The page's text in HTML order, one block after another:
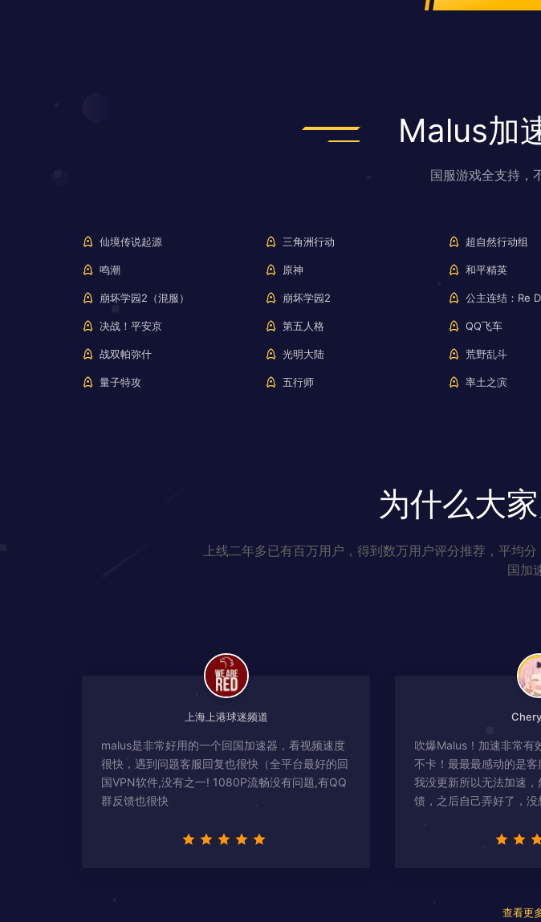
Malus加
国服游戏全支持，
仙境传说起源 三角洲行动 超自然行动组
鸣潮 原神 和平精英
崩坏学园2（混服） 崩坏学园2 公主连结：Re
决战！平安京 第五人格 QQ飞车
战双帕弥什 光明大陆 荒野乱斗
量子特攻 五行师 率土之滨
为什么大
上线二年多已有百万用户，得到数万用户评分推荐，平均
国加
上海上港球迷频道
malus是非常好用的一个回国加速器，看视频速度
很快，遇到问题客服回复也很快（全平台最好的回
国VPN软件,没有之一! 1080P流畅没有问题,有QQ
群反馈也很快
吹爆Malus！加速非常有
不卡！最最最感动的是
我没更新所以无法加速
馈，之后自己弄好了，
查看更